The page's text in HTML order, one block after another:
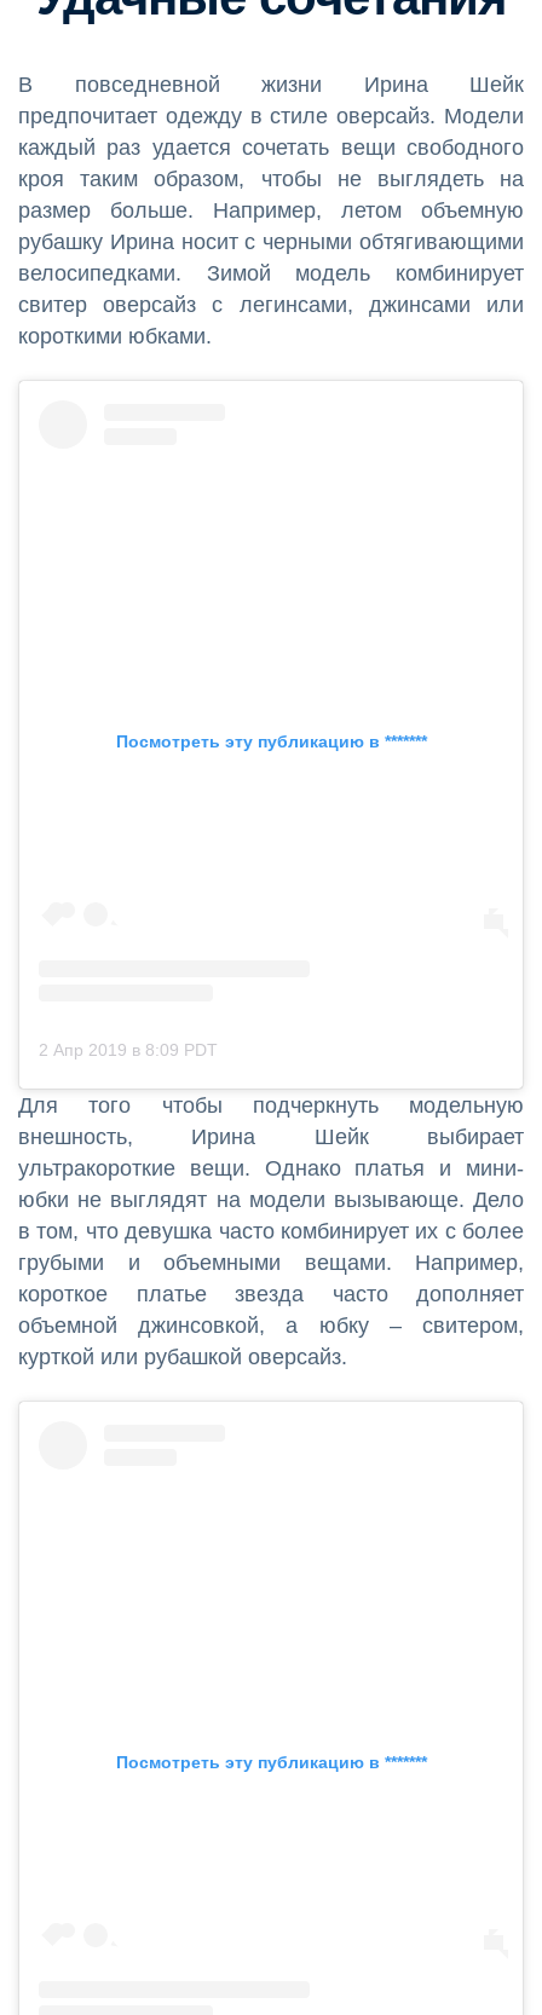
В повседневной жизни Ирина Шейк
предпочитает одежду в стиле оверсайз. Модели
каждый раз удается сочетать вещи свободного
кроя таким образом, чтобы не выглядеть на
размер больше. Например, летом объемную
рубашку Ирина носит с черными обтягивающими
велосипедками. Зимой модель комбинирует
свитер оверсайз с легинсами, джинсами или
короткими юбками.
Посмотреть эту публикацию в *******
2 Апр 2019 в 8:09 PDT
Для того чтобы подчеркнуть модельную
внешность, Ирина Шейк выбирает
ультракороткие вещи. Однако платья и мини-
юбки не выглядят на модели вызывающе. Дело
в том, что девушка часто комбинирует их с более
грубыми и объемными вещами. Например,
короткое платье звезда часто дополняет
объемной джинсовкой, а юбку – свитером,
курткой или рубашкой оверсайз.
Посмотреть эту публикацию в *******